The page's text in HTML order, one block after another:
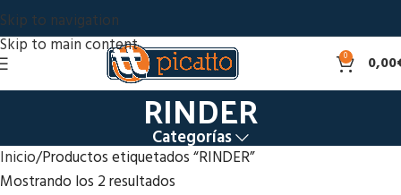
Skip to navigation
Skip to main content
0 0,00
RINDER
Categorías
Inicio Productos etiquetados “RINDER”
Mostrando los 2 resultados